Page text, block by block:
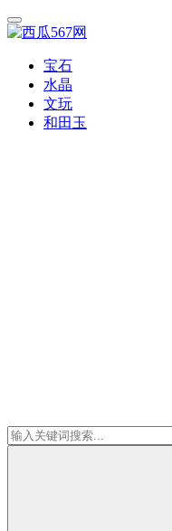
宝石
水晶
文玩
和田玉